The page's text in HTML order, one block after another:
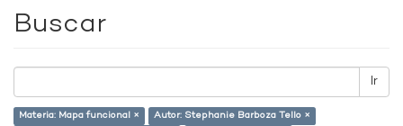
Buscar
Ir
Materia: Mapa funcional ×
Autor: Stephanie Barboza Tello ×